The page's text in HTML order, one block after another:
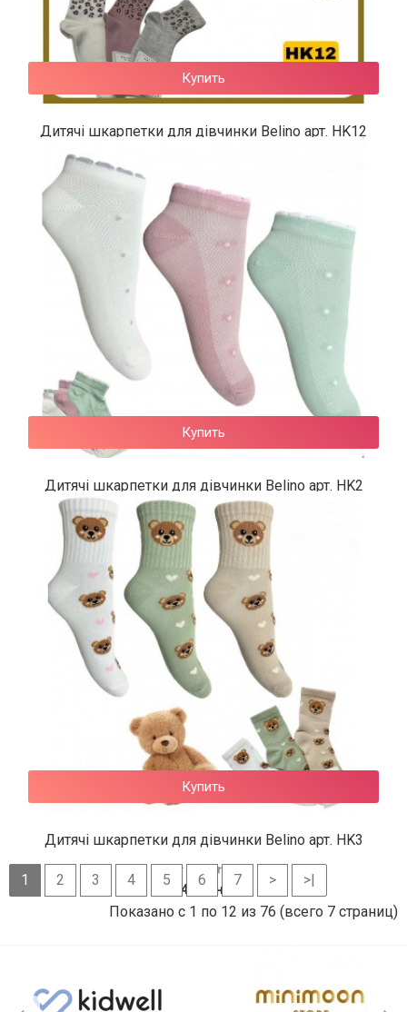
Купить
Дитячі шкарпетки для дівчинки Belino арт. HK12
49 грн.
Купить
Дитячі шкарпетки для дівчинки Belino арт. HK2
50 грн.
Купить
Дитячі шкарпетки для дівчинки Belino арт. HK3
46 грн.
1 2 3 4 5 6 7 >
>|
Показано с 1 по 12 из 76 (всего 7 страниц)